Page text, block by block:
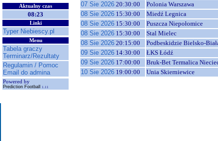
Aktualny czas
08:23
Linki
Typer Niebiescy.pl
Menu
Tabela graczy
Terminarz/Rezultaty
Regulamin / Pomoc
Email do admina
Powered by
Prediction Football 1.11
07 Sie 2026 20:30:00
Polonia Warszawa
08 Sie 2026 15:30:00
Miedź Legnica
08 Sie 2026 15:30:00
Puszcza Niepołomice
08 Sie 2026 15:30:00
Stal Mielec
08 Sie 2026 20:15:00
Podbeskidzie Bielsko-
09 Sie 2026 14:30:00
ŁKS Łódź
09 Sie 2026 17:00:00
Bruk-Bet Termalica
10 Sie 2026 19:00:00 Unia Skierniewice